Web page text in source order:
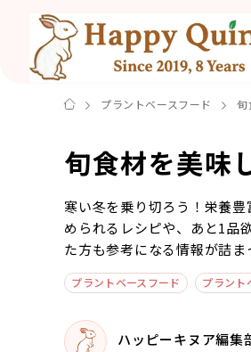
プラントベースフード 旬
旬食材を美味
寒い冬を乗り切ろう！栄養
められるレシピや、あと1品
た方も参考になる情報が詰ま
プラントベースフード プラント
ハッピーキヌア編集